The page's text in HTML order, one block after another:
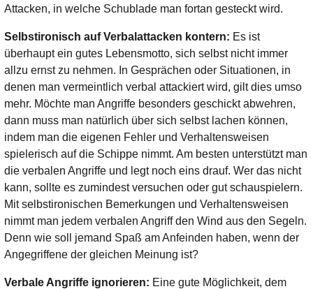
Attacken, in welche Schublade man fortan gesteckt wird.
Selbstironisch auf Verbalattacken kontern: Es ist
überhaupt ein gutes Lebensmotto, sich selbst nicht immer
allzu ernst zu nehmen. In Gesprächen oder Situationen, in
denen man vermeintlich verbal attackiert wird, gilt dies umso
mehr. Möchte man Angriffe besonders geschickt abwehren,
dann muss man natürlich über sich selbst lachen können,
indem man die eigenen Fehler und Verhaltensweisen
spielerisch auf die Schippe nimmt. Am besten unterstützt man
die verbalen Angriffe und legt noch eins drauf. Wer das nicht
kann, sollte es zumindest versuchen oder gut schauspielern.
Mit selbstironischen Bemerkungen und Verhaltensweisen
nimmt man jedem verbalen Angriff den Wind aus den Segeln.
Denn wie soll jemand Spaß am Anfeinden haben, wenn der
Angegriffene der gleichen Meinung ist?
Verbale Angriffe ignorieren: Eine gute Möglichkeit, dem